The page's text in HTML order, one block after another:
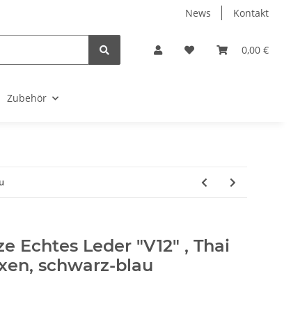
News Kontakt
0,00 €
Zubehör
Echtes Leder "V12" , Thai
schwarz-blau